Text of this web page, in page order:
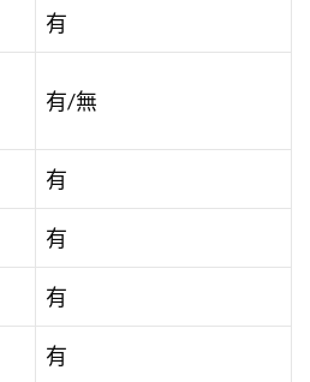
有
有/無
有
有
有
有